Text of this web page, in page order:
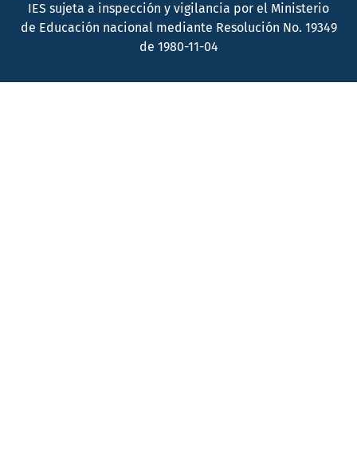
IES sujeta a inspección y vigilancia por el Ministerio
de Educación nacional mediante Resolución No. 19349
de 1980-11-04